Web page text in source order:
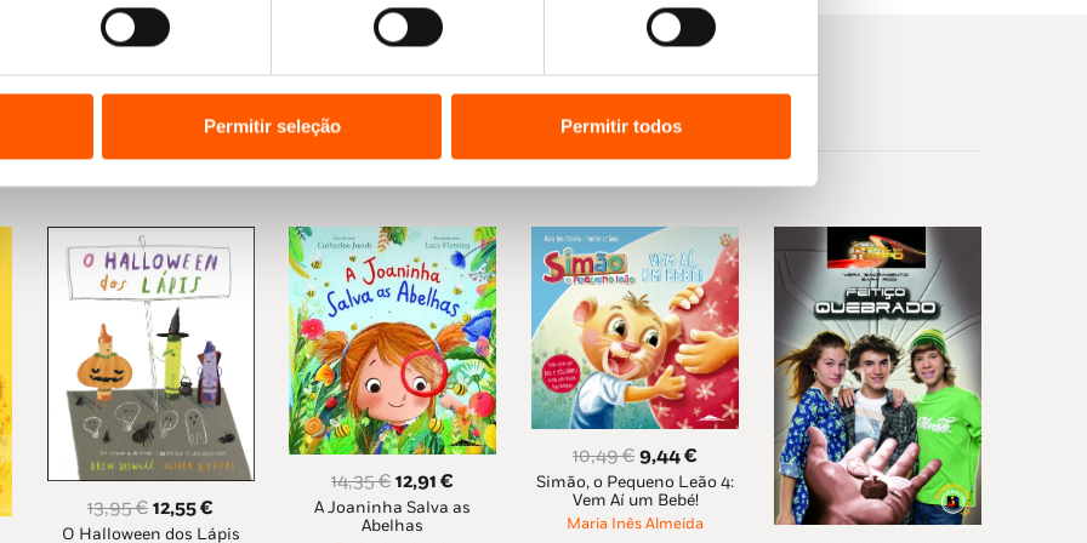
Permitir seleção Permitir todos
13,95€ O
preço
12,55€
preço
O Halloween dos Lápis
14,35€O
preço
12,91€
preço
A Joaninha Salva as
Abelhas
10,49€ O
preço
original
9,44€
preço
Simão, o Pequeno Leão 4:
Vem Aí um Bebé!
Maria Inês Almeida